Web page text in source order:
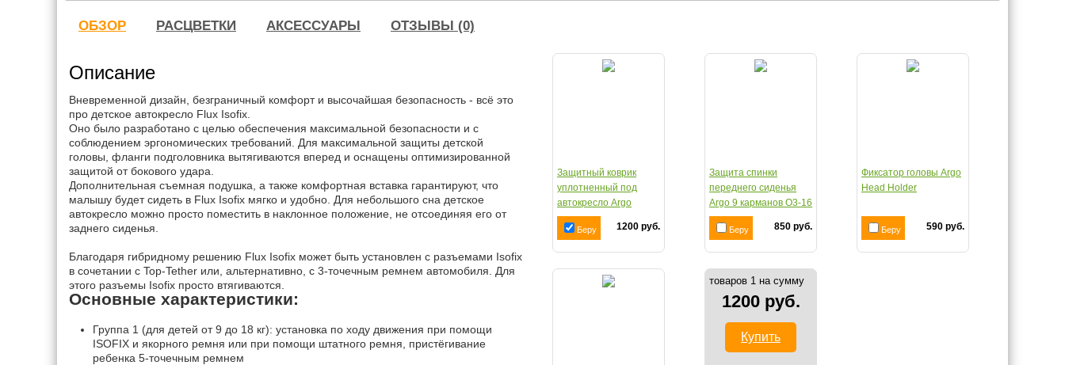
ОБЗОР РАСЦВЕТКИ АКСЕССУАРЫ ОТЗЫВЫ (0)
Описание
Вневременной дизайн, безграничный комфорт и высочайшая безопасность - всё это
про детское автокресло Flux Isofix.
Оно было разработано с целью обеспечения максимальной безопасности и с
соблюдением эргономических требований. Для максимальной защиты детской
головы, фланги подголовника вытягиваются вперед и оснащены оптимизированной
защитой от бокового удара.
Дополнительная съемная подушка, а также комфортная вставка гарантируют, что
малышу будет сидеть в Flux Isofix мягко и удобно. Для небольшого сна детское
автокресло можно просто поместить в наклонное положение, не отсоединяя его от
заднего сиденья.
Благодаря гибридному решению Flux Isofix может быть установлен с разъемами Isofix
в сочетании с Top-Tether или, альтернативно, с 3-точечным ремнем автомобиля. Для
этого разъемы Isofix просто втягиваются.
Основные характеристики:
Группа 1 (для детей от 9 до 18 кг): установка по ходу движения при помощи
ISOFIX и якорного ремня или при помощи штатного ремня, пристёгивание
ребенка 5-точечным ремнем
Защитный коврик
уплотненный под
автокресло Argo
Ч05КН-16
Беру 1200 руб.
Защита спинки
переднего сиденья
Argo 9 карманов О3-16
Беру 850 руб.
Фиксатор головы Argo
Head Holder
Беру 590 руб.
товаров 1 на сумму
1200 руб.
Купить